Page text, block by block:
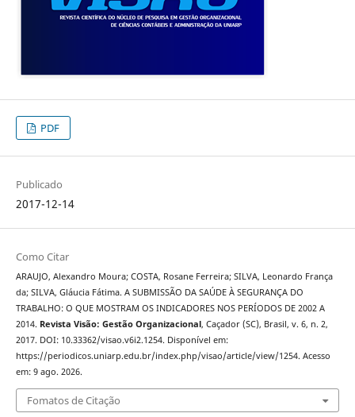
PDF
Publicado
2017-12-14
Como Citar
ARAUJO, Alexandro Moura; COSTA, Rosane Ferreira; SILVA, Leonardo França
da; SILVA, Gláucia Fátima. A SUBMISSÃO DA SAÚDE À SEGURANÇA DO
TRABALHO: O QUE MOSTRAM OS INDICADORES NOS PERÍODOS DE 2002 A
2014. Revista Visão: Gestão Organizacional, Caçador (SC), Brasil, v. 6, n. 2,
2017. DOI: 10.33362/visao.v6i2.1254. Disponível em:
https://periodicos.uniarp.edu.br/index.php/visao/article/view/1254. Acesso
em: 9 ago. 2026.
Fomatos de Citação